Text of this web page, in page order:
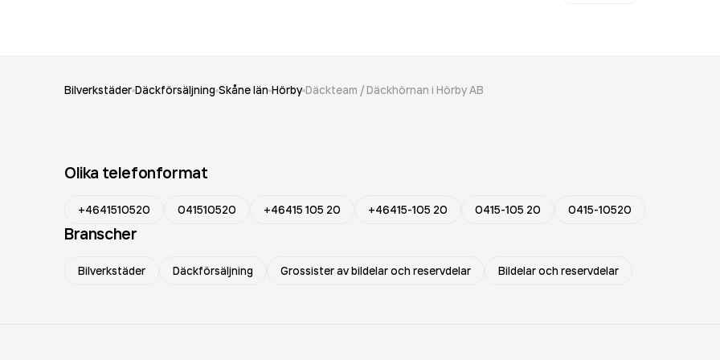
Bilverkstäder Däckförsäljning Skåne län Hörby Däckteam / Däckhörnan i Hörby AB
Olika telefonformat
+4641510520 041510520 +46415 105 20 +46415-105 20 0415-105 20 0415-10520
Branscher
Bilverkstäder Däckförsäljning Grossister av bildelar och reservdelar Bildelar och reservdelar